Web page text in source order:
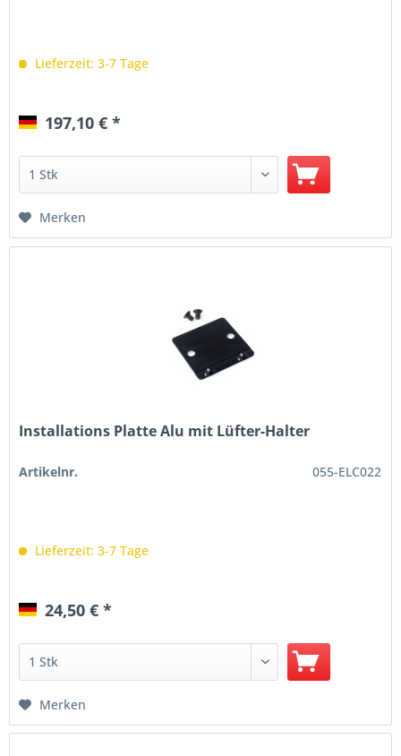
Lieferzeit: 3-7 Tage
197,10 € *
Merken
Installations Platte Alu mit Lüfter-Halter
Artikelnr. 055-ELC022
Lieferzeit: 3-7 Tage
24,50 € *
Merken